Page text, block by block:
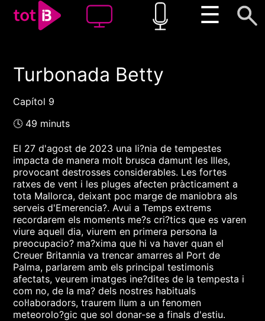
☰
00:00 00:00
Turbonada Betty
Capítol 9
🕓 49 minuts
El 27 d'agost de 2023 una li?nia de tempestes
impacta de manera molt brusca damunt les Illes,
provocant destrosses considerables. Les fortes
ratxes de vent i les pluges afecten pràcticament a
tota Mallorca, deixant poc marge de maniobra als
serveis d'Emerencia?. Avui a Temps extrems
recordarem els moments me?s cri?tics que es varen
viure aquell dia, viurem en primera persona la
preocupacio? ma?xima que hi va haver quan el
Creuer Britannia va trencar amarres al Port de
Palma, parlarem amb els principal testimonis
afectats, veurem imatges ine?dites de la tempesta i
com no, de la ma? dels nostres habituals
col·laboradors, traurem llum a un fenomen
meteorolo?gic que sol donar-se a finals d'estiu.